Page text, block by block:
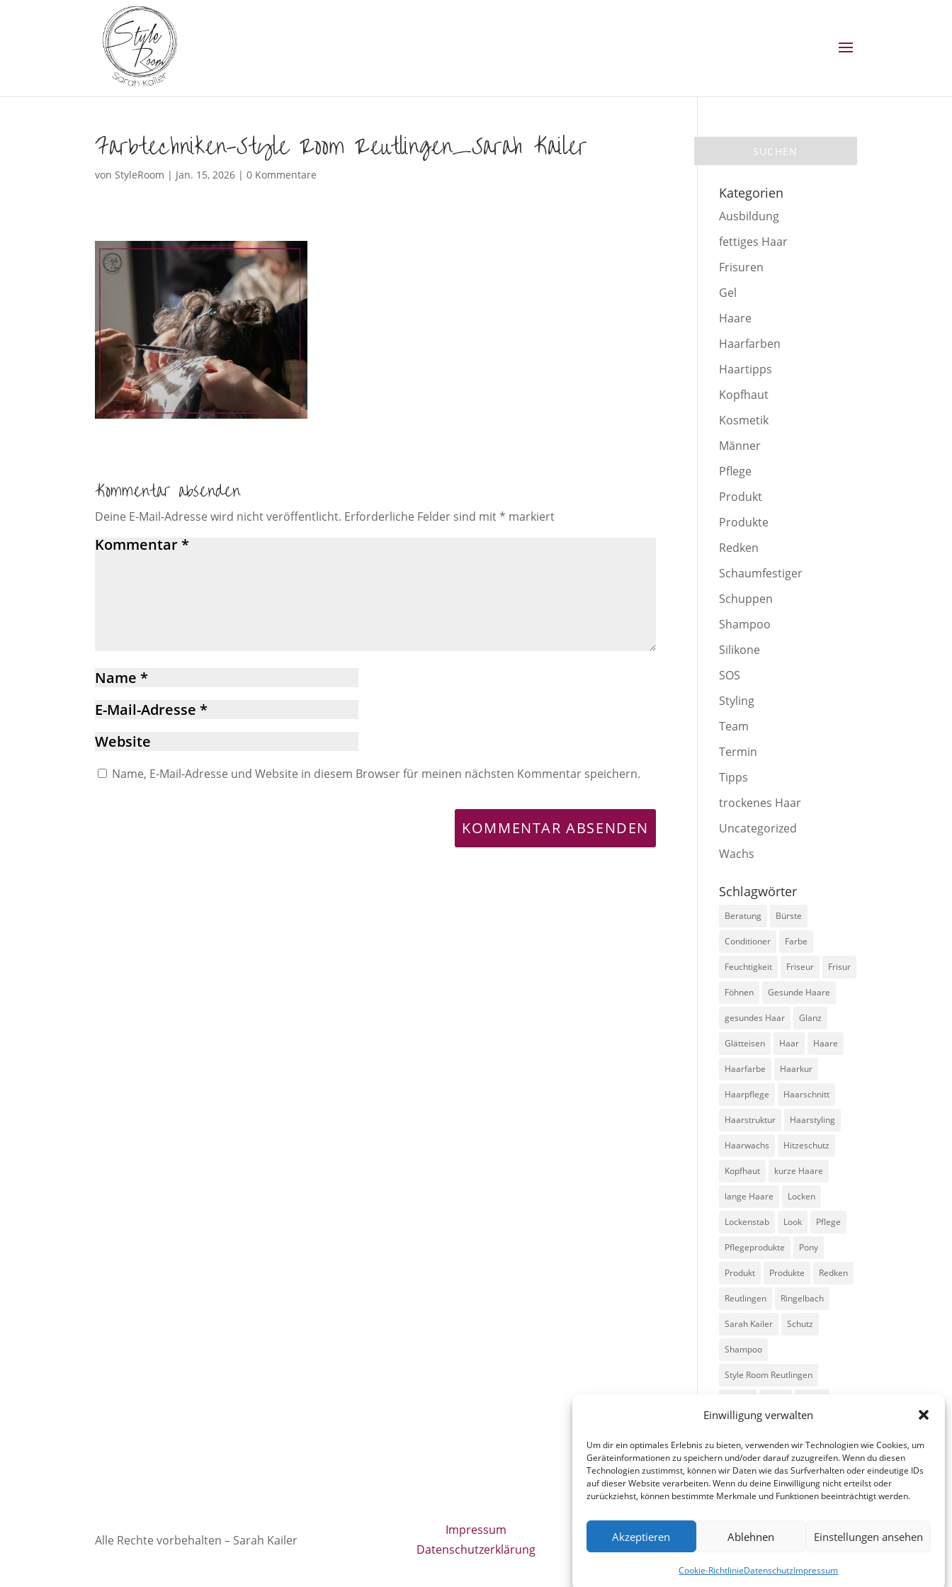
Einwilligung verwalten
Um dir ein optimales Erlebnis zu bieten, verwenden wir Technologien wie Cookies, um
Geräteinformationen zu speichern und/oder darauf zuzugreifen. Wenn du diesen
Technologien zustimmst, können wir Daten wie das Surfverhalten oder eindeutige IDs
auf dieser Website verarbeiten. Wenn du deine Einwilligung nicht erteilst oder
zurückziehst, können bestimmte Merkmale und Funktionen beeinträchtigt werden.
Akzeptieren Ablehnen Einstellungen ansehen
Cookie-RichtlinieDatenschutzImpressum
Farbtechniken-Style Room Reutlingen_Sarah Kailer
vonStyleRoom | Jan. 15, 2026 |0 Kommentare
Kommentar absenden
Deine E-Mail-Adresse wird nicht veröffentlicht. Erforderliche Felder sind mit* markiert
Name, E-Mail-Adresse und Website in diesem Browser für meinen nächsten Kommentar speichern.
Kategorien
Ausbildung
fettiges Haar
Frisuren
Gel
Haare
Haarfarben
Haartipps
Kopfhaut
Kosmetik
Männer
Pflege
Produkt
Produkte
Redken
Schaumfestiger
Schuppen
Shampoo
Silikone
SOS
Styling
Team
Termin
Tipps
trockenes Haar
Uncategorized
Wachs
Schlagwörter
Beratung Bürste
Conditioner Farbe
Feuchtigkeit Friseur Frisur
Föhnen Gesunde Haare
gesundes Haar Glanz
Glätteisen Haar Haare
Haarfarbe Haarkur
Haarpflege Haarschnitt
Haarstruktur Haarstyling
Haarwachs Hitzeschutz
Kopfhaut kurze Haare
lange Haare Locken
Lockenstab Look Pflege
Pflegeprodukte Pony
Produkt Produkte Redken
Reutlingen Ringelbach
Sarah Kailer Schutz
Shampoo
Style Room Reutlingen
Trends
Alle Rechte vorbehalten – Sarah Kailer
Impressum
Datenschutzerklärung
fain g